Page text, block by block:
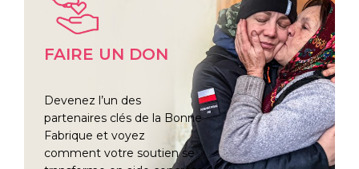
FAIRE UN DON
Devenez l’un des
partenaires clés de la Bonne
Fabrique et voyez
comment votre soutien se